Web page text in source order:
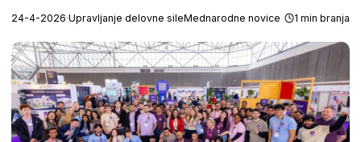
24-4-2026·Upravljanje delovne sileMednarodne novice 1 min branja